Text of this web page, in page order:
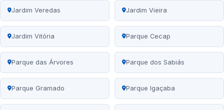
Jardim Veredas Jardim Vieira
Jardim Vitória Parque Cecap
Parque das Árvores Parque dos Sabiás
Parque Gramado Parque Igaçaba